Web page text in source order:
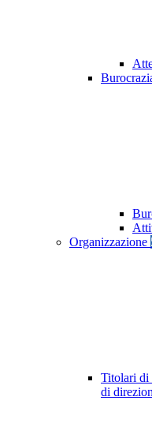
Organizzazione
Titolari di
di